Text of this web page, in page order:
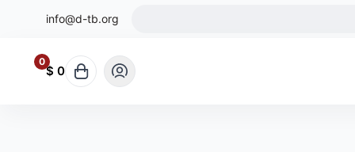
info@d-tb.org
0
0 $